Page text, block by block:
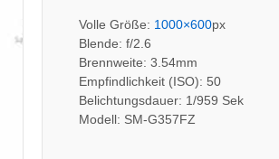
Volle Größe: 1000×600px
Blende: f/2.6
Brennweite: 3.54mm
Empfindlichkeit (ISO): 50
Belichtungsdauer: 1/959 Sek
Modell: SM-G357FZ